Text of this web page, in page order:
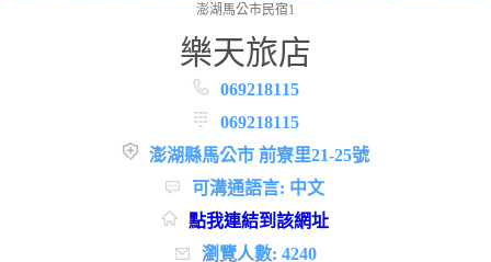
澎湖馬公市民宿1
樂天旅店
069218115
069218115
澎湖縣馬公市 前寮里21-25號
可溝通語言: 中文
點我連結到該網址
瀏覽人數: 4240